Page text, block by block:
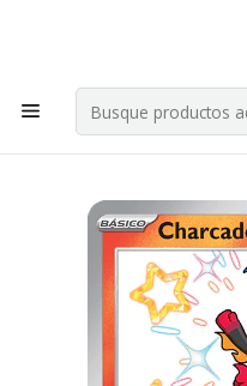
Por compras en cartas
Inicio Juegos de
Singles